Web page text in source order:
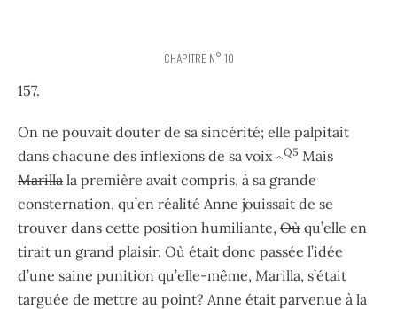
CHAPITRE N° 10
157.
On ne pouvait douter de sa sincérité; elle palpitait
dans chacune des inflexions de sa voix^
Q5 Mais
Marilla la première avait compris, à sa grande
consternation, qu’en réalité Anne jouissait de se
trouver dans cette position humiliante, Où qu’elle en
tirait un grand plaisir. Où était donc passée l’idée
d’une saine punition qu’elle-même, Marilla, s’était
targuée de mettre au point? Anne était parvenue à la